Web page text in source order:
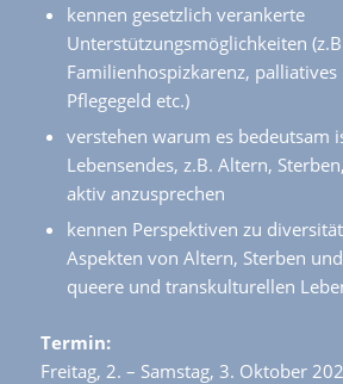
kennen gesetzlich verankerte
Unterstützungsmöglichkeiten
Familienhospizkarenz,
Pflegegeld etc.)
verstehen warum es bedeutsam
Lebensendes, z.B. Altern,
aktiv anzusprechen
kennen Perspektiven zu
Aspekten von Altern, Sterben
queere und transkulturellen
Termin:
Freitag, 2. – Samstag, 3. Oktober